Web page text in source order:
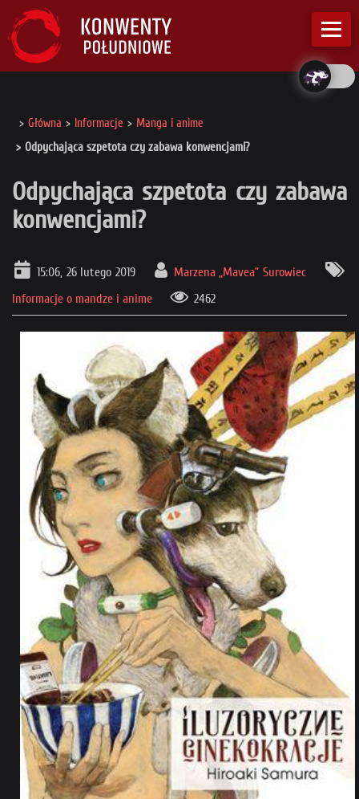
Główna Informacje
Manga i anime
Odpychająca szpetota czy zabawa konwencjami?
Odpychająca szpetota czy zabawa
konwencjami?
15:06, 26 lutego 2019
Marzena „Mavea” Surowiec
Informacje o mandze i anime
2462